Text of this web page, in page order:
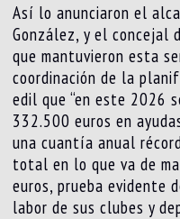
Así lo anunciaron el
González, y el concejal
que mantuvieron esta
coordinación de la
edil que “en este 2026
332.500 euros en
una cuantía anual
total en lo que va de
euros, prueba evidente
labor de sus clubes y